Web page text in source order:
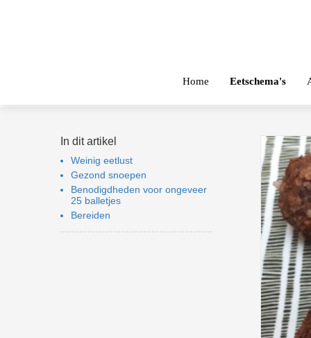
Home Eetschema's
In dit artikel
Weinig eetlust
Gezond snoepen
Benodigdheden voor ongeveer
25 balletjes
Bereiden